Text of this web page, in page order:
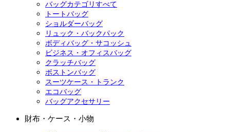
バッグカテゴリすべて
トートバッグ
ショルダーバッグ
リュック・バックパック
ボディバッグ・サコッシュ
ビジネス・オフィスバッグ
クラッチバッグ
ボストンバッグ
スーツケース・トランク
エコバッグ
バッグアクセサリー
財布・ケース・小物